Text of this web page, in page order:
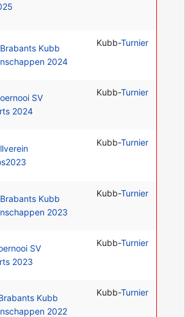
Kubb
2024
Kubb-Turnier
SV
2024
Kubb-Turnier
Kubb-Turnier
Kubb
2023
Kubb-Turnier
SV
2023
Kubb-Turnier
Kubb
2022
Kubb-Turnier